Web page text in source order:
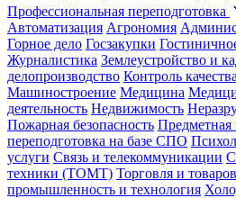
Профессиональная переподготовка
Автоматизация Агрономия
Горное дело Госзакупки
Журналистика Землеустройство и
делопроизводство Контроль
Машиностроение Медицина
деятельность Недвижимость
Пожарная безопасность Предметная
переподготовка на базе СПО
услуги Связь и телекоммуникации
техники (ТОМТ) Торговля и
промышленность и технология